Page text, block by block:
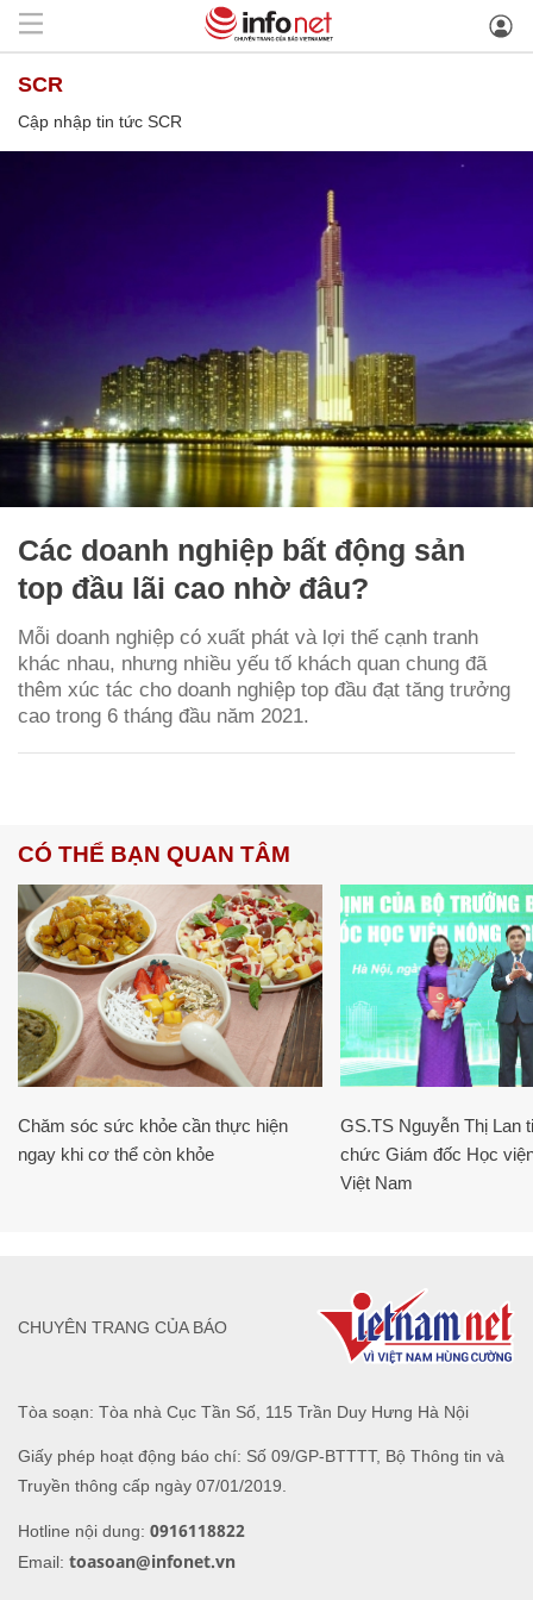
SCR
Cập nhập tin tức SCR
Các doanh nghiệp bất động sản
top đầu lãi cao nhờ đâu?
Mỗi doanh nghiệp có xuất phát và lợi thế cạnh tranh
khác nhau, nhưng nhiều yếu tố khách quan chung đã
thêm xúc tác cho doanh nghiệp top đầu đạt tăng trưởng
cao trong 6 tháng đầu năm 2021.
CÓ THỂ BẠN QUAN TÂM
Chăm sóc sức khỏe cần thực hiện
ngay khi cơ thể còn khỏe
GS.TS Nguyễn Thị Lan
chức Giám đốc Học
Việt Nam
Tòa soạn: Tòa nhà Cục Tần Số, 115 Trần Duy Hưng Hà Nội
Giấy phép hoạt động báo chí: Số 09/GP-BTTTT, Bộ Thông tin và
Truyền thông cấp ngày 07/01/2019.
Hotline nội dung: 0916118822
Email: toasoan@infonet.vn
CHUYÊN TRANG CỦA BÁO